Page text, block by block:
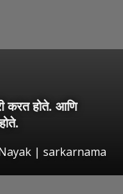
करत होते. आणि
| sarkarnama